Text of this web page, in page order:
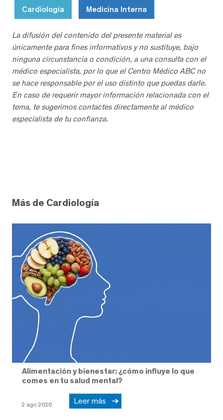
Cardiología Medicina Interna
La difusión del contenido del presente material es
únicamente para fines informativos y no sustituye, bajo
ninguna circunstancia o condición, a una consulta con el
médico especialista, por lo que el Centro Médico ABC no
se hace responsable por el uso distinto que puedas darle.
En caso de requerir mayor información relacionada con el
tema, te sugerimos contactes directamente al médico
especialista de tu confianza.
Más de Cardiología
Alimentación y bienestar: ¿cómo influye lo que
comes en tu salud mental?
2 ago 2026 Leer más